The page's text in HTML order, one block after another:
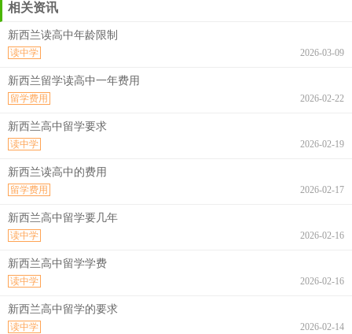
相关资讯
新西兰读高中年龄限制
2026-03-09
读中学
新西兰留学读高中一年费用
2026-02-22
留学费用
新西兰高中留学要求
2026-02-19
读中学
新西兰读高中的费用
2026-02-17
留学费用
新西兰高中留学要几年
2026-02-16
读中学
新西兰高中留学学费
2026-02-16
读中学
新西兰高中留学的要求
2026-02-14
读中学